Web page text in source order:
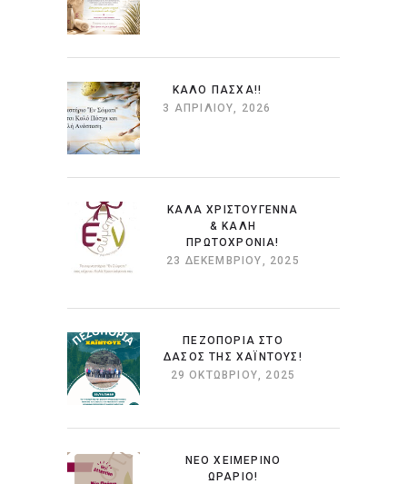
ΚΑΛΌ ΠΆΣΧΑ!!
3 ΑΠΡΙΛΊΟΥ, 2026
ΚΑΛΆ ΧΡΙΣΤΟΎΓΕΝΝΑ
& ΚΑΛΉ
ΠΡΩΤΟΧΡΟΝΙΆ!
23 ΔΕΚΕΜΒΡΊΟΥ, 2025
ΠΕΖΟΠΟΡΙΑ ΣΤΟ
ΔΑΣΟΣ ΤΗΣ ΧΑΪΝΤΟΥΣ!
29 ΟΚΤΩΒΡΊΟΥ, 2025
ΝΕΟ ΧΕΙΜΕΡΙΝΟ
ΩΡΑΡΙΟ!